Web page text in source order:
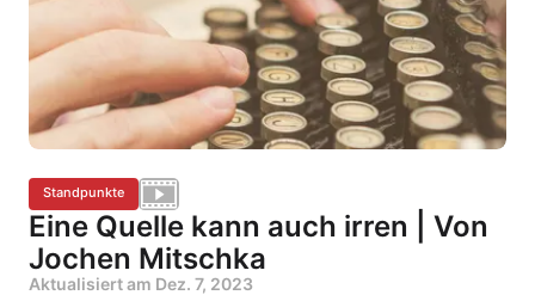
Standpunkte
Eine Quelle kann auch irren | Von
Jochen Mitschka
Aktualisiert am Dez. 7, 2023